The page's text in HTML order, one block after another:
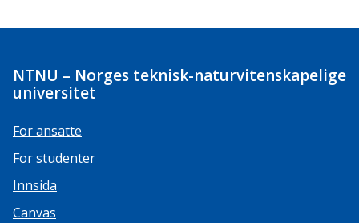
NTNU – Norges teknisk-naturvitenskapelige
universitet
For ansatte
For studenter
Innsida
Canvas